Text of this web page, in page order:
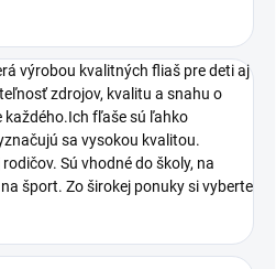
výrobou kvalitných fliaš pre deti aj
zdrojov, kvalitu a snahu o
fľaše sú ľahko
sa vysokou kvalitou.
Sú vhodné do školy, na
šport. Zo širokej ponuky si vyberte